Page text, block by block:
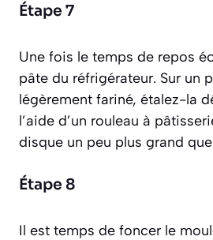
Étape 7
Une fois le temps de repos
pâte du réfrigérateur. Sur un
légèrement fariné, étalez-la
l’aide d’un rouleau à
disque un peu plus grand
Étape 8
Il est temps de foncer le